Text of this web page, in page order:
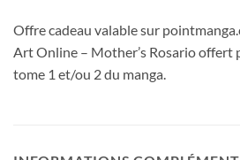
Offre cadeau valable sur
Art Online – Mother’s Rosario offert
tome 1 et/ou 2 du manga.